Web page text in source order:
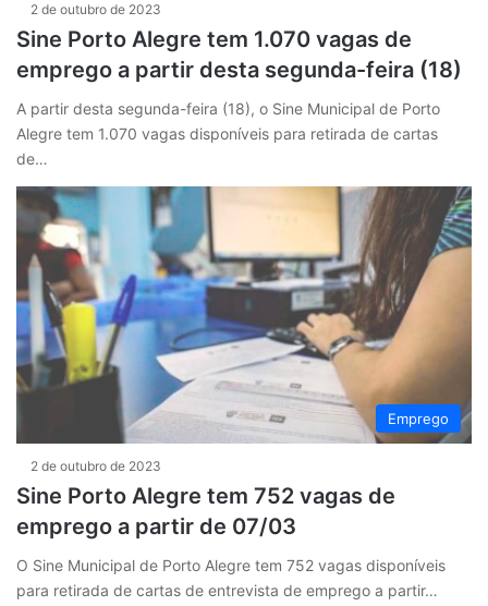
2 de outubro de 2023
Sine Porto Alegre tem 1.070 vagas de
emprego a partir desta segunda-feira (18)
A partir desta segunda-feira (18), o Sine Municipal de Porto
Alegre tem 1.070 vagas disponíveis para retirada de cartas
de…
Emprego
2 de outubro de 2023
Sine Porto Alegre tem 752 vagas de
emprego a partir de 07/03
O Sine Municipal de Porto Alegre tem 752 vagas disponíveis
para retirada de cartas de entrevista de emprego a partir…